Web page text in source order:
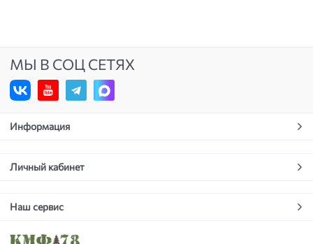
МЫ В СОЦ СЕТЯХ
Информация
Личный кабинет
Наш сервис